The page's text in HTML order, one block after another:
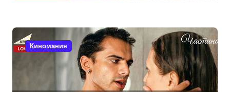
с
я
Киномания